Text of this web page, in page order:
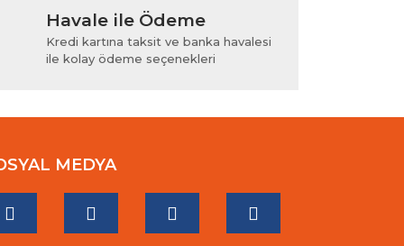
Havale ile Ödeme
Kredi kartına taksit ve banka havalesi
ile kolay ödeme seçenekleri
MEDYA